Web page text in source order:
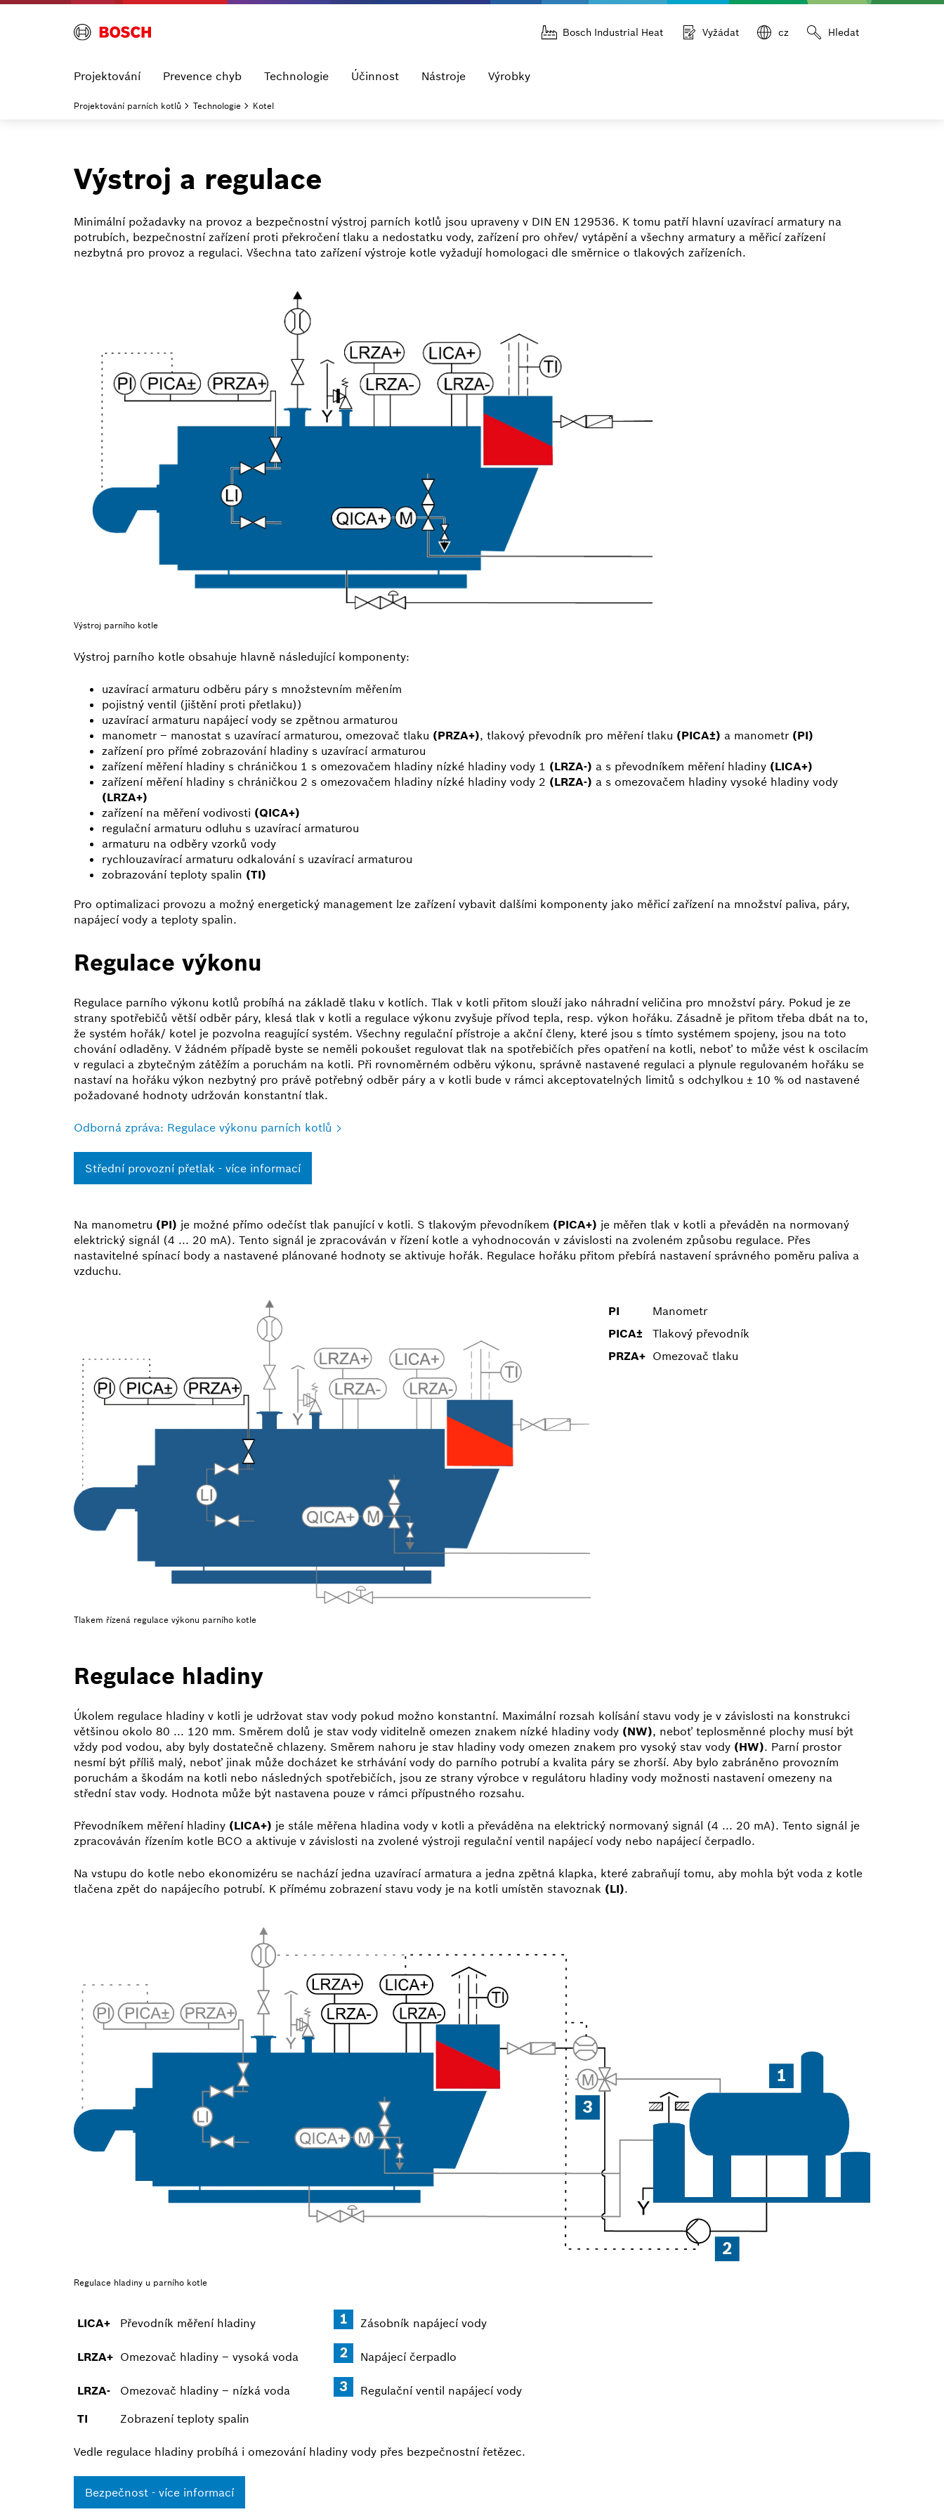
Bosch Industrial Heat Vyžádat cz Hledat
Projektování Prevence chyb Technologie Účinnost Nástroje Výrobky
Projektování parních kotlů Technologie Kotel
Výstroj a regulace
Minimální požadavky na provoz a bezpečnostní výstroj parních kotlů jsou upraveny v DIN EN 129536. K tomu patří hlavní uzavírací armatury na
potrubích, bezpečnostní zařízení proti překročení tlaku a nedostatku vody, zařízení pro ohřev/ vytápění a všechny armatury a měřicí zařízení
nezbytná pro provoz a regulaci. Všechna tato zařízení výstroje kotle vyžadují homologaci dle směrnice o tlakových zařízeních.
Výstroj parního kotle
Výstroj parního kotle obsahuje hlavně následující komponenty:
uzavírací armaturu odběru páry s množstevním měřením
pojistný ventil (jištění proti přetlaku))
uzavírací armaturu napájecí vody se zpětnou armaturou
manometr – manostat s uzavírací armaturou, omezovač tlaku (PRZA+), tlakový převodník pro měření tlaku (PICA±) a manometr (PI)
zařízení pro přímé zobrazování hladiny s uzavírací armaturou
zařízení měření hladiny s chráničkou 1 s omezovačem hladiny nízké hladiny vody 1 (LRZA-) a s převodníkem měření hladiny (LICA+)
zařízení měření hladiny s chráničkou 2 s omezovačem hladiny nízké hladiny vody 2 (LRZA-) a s omezovačem hladiny vysoké hladiny vody
(LRZA+)
zařízení na měření vodivosti (QICA+)
regulační armaturu odluhu s uzavírací armaturou
armaturu na odběry vzorků vody
rychlouzavírací armaturu odkalování s uzavírací armaturou
zobrazování teploty spalin (TI)
Pro optimalizaci provozu a možný energetický management lze zařízení vybavit dalšími komponenty jako měřicí zařízení na množství paliva, páry,
napájecí vody a teploty spalin.
Regulace výkonu
Regulace parního výkonu kotlů probíhá na základě tlaku v kotlích. Tlak v kotli přitom slouží jako náhradní veličina pro množství páry. Pokud je ze
strany spotřebičů větší odběr páry, klesá tlak v kotli a regulace výkonu zvyšuje přívod tepla, resp. výkon hořáku. Zásadně je přitom třeba dbát na to,
že systém hořák/ kotel je pozvolna reagující systém. Všechny regulační přístroje a akční členy, které jsou s tímto systémem spojeny, jsou na toto
chování odladěny. V žádném případě byste se neměli pokoušet regulovat tlak na spotřebičích přes opatření na kotli, neboť to může vést k oscilacím
v regulaci a zbytečným zátěžím a poruchám na kotli. Při rovnoměrném odběru výkonu, správně nastavené regulaci a plynule regulovaném hořáku se
nastaví na hořáku výkon nezbytný pro právě potřebný odběr páry a v kotli bude v rámci akceptovatelných limitů s odchylkou ± 10 % od nastavené
požadované hodnoty udržován konstantní tlak.
Odborná zpráva: Regulace výkonu parních kotlů
Střední provozní přetlak - více informací
Na manometru (PI) je možné přímo odečíst tlak panující v kotli. S tlakovým převodníkem (PICA+) je měřen tlak v kotli a převáděn na normovaný
elektrický signál (4 ... 20 mA). Tento signál je zpracováván v řízení kotle a vyhodnocován v závislosti na zvoleném způsobu regulace. Přes
nastavitelné spínací body a nastavené plánované hodnoty se aktivuje hořák. Regulace hořáku přitom přebírá nastavení správného poměru paliva a
vzduchu.
Tlakem řízená regulace výkonu parního kotle
PI
Manometr
PICA±
Tlakový převodník
PRZA+ Omezovač tlaku
Regulace hladiny
Úkolem regulace hladiny v kotli je udržovat stav vody pokud možno konstantní. Maximální rozsah kolísání stavu vody je v závislosti na konstrukci
většinou okolo 80 ... 120 mm. Směrem dolů je stav vody viditelně omezen znakem nízké hladiny vody (NW), neboť teplosměnné plochy musí být
vždy pod vodou, aby byly dostatečně chlazeny. Směrem nahoru je stav hladiny vody omezen znakem pro vysoký stav vody (HW). Parní prostor
nesmí být příliš malý, neboť jinak může docházet ke strhávání vody do parního potrubí a kvalita páry se zhorší. Aby bylo zabráněno provozním
poruchám a škodám na kotli nebo následných spotřebičích, jsou ze strany výrobce v regulátoru hladiny vody možnosti nastavení omezeny na
střední stav vody. Hodnota může být nastavena pouze v rámci přípustného rozsahu.
Převodníkem měření hladiny (LICA+) je stále měřena hladina vody v kotli a převáděna na elektrický normovaný signál (4 ... 20 mA). Tento signál je
zpracováván řízením kotle BCO a aktivuje v závislosti na zvolené výstroji regulační ventil napájecí vody nebo napájecí čerpadlo.
Na vstupu do kotle nebo ekonomizéru se nachází jedna uzavírací armatura a jedna zpětná klapka, které zabraňují tomu, aby mohla být voda z kotle
tlačena zpět do napájecího potrubí. K přímému zobrazení stavu vody je na kotli umístěn stavoznak (LI).
Regulace hladiny u parního kotle
LICA+ Převodník měření hladiny Zásobník napájecí vody
LRZA+ Omezovač hladiny – vysoká voda Napájecí čerpadlo
LRZA- Omezovač hladiny – nízká voda
Regulační ventil napájecí vody
TI
Zobrazení teploty spalin
Vedle regulace hladiny probíhá i omezování hladiny vody přes bezpečnostní řetězec.
Bezpečnost - více informací